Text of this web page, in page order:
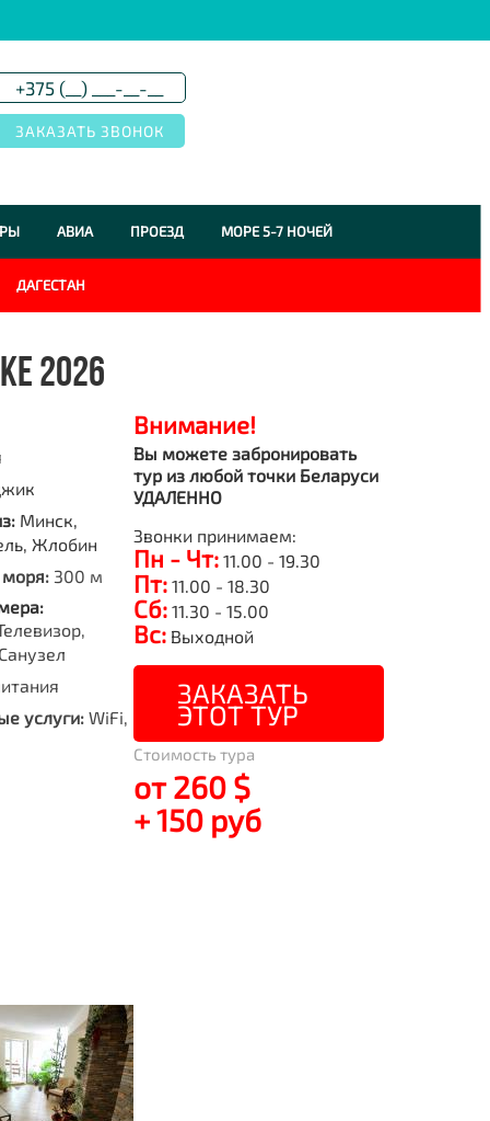
АВИА ПРОЕЗД МОРЕ 5-7 НОЧЕЙ
ДАГЕСТАН
2026
Минск,
Жлобин
моря:300 м
услуги:WiFi,
Внимание!
Вы можете забронировать
тур из любой точки Беларуси
УДАЛЕННО
Звонки принимаем:
Пн - Чт:11.00 - 19.30
Пт:11.00 - 18.30
Сб:11.30 - 15.00
Вс:Выходной
ЗАКАЗАТЬ
ЭТОТ ТУР
Стоимость тура
от 260 $
+ 150 руб